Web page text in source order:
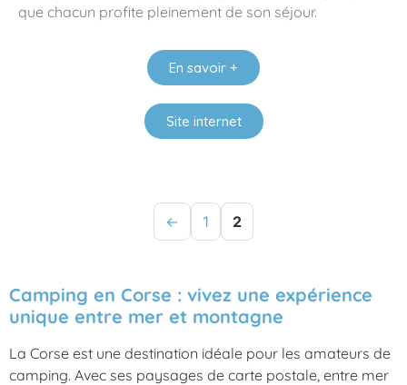
que chacun profite pleinement de son séjour.
En savoir +
Site internet
← 1 2
Camping en Corse : vivez une expérience
unique entre mer et montagne
La Corse est une destination idéale pour les amateurs de
camping. Avec ses paysages de carte postale, entre mer